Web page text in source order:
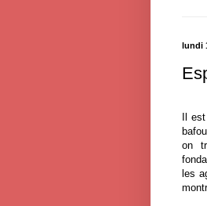
lundi
Il est
on
les